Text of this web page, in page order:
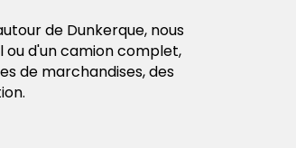
de Dunkerque, nous
ou d'un camion complet,
de marchandises, des